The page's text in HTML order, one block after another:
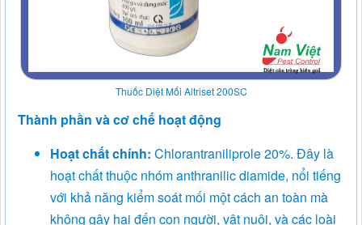
Thuốc Diệt Mối Altriset 200SC
Thành phần và cơ chế hoạt động
Hoạt chất chính: Chlorantraniliprole 20%. Đây là
hoạt chất thuộc nhóm anthranilic diamide, nổi tiếng
với khả năng kiểm soát mối một cách an toàn mà
không gây hại đến con người, vật nuôi, và các loài